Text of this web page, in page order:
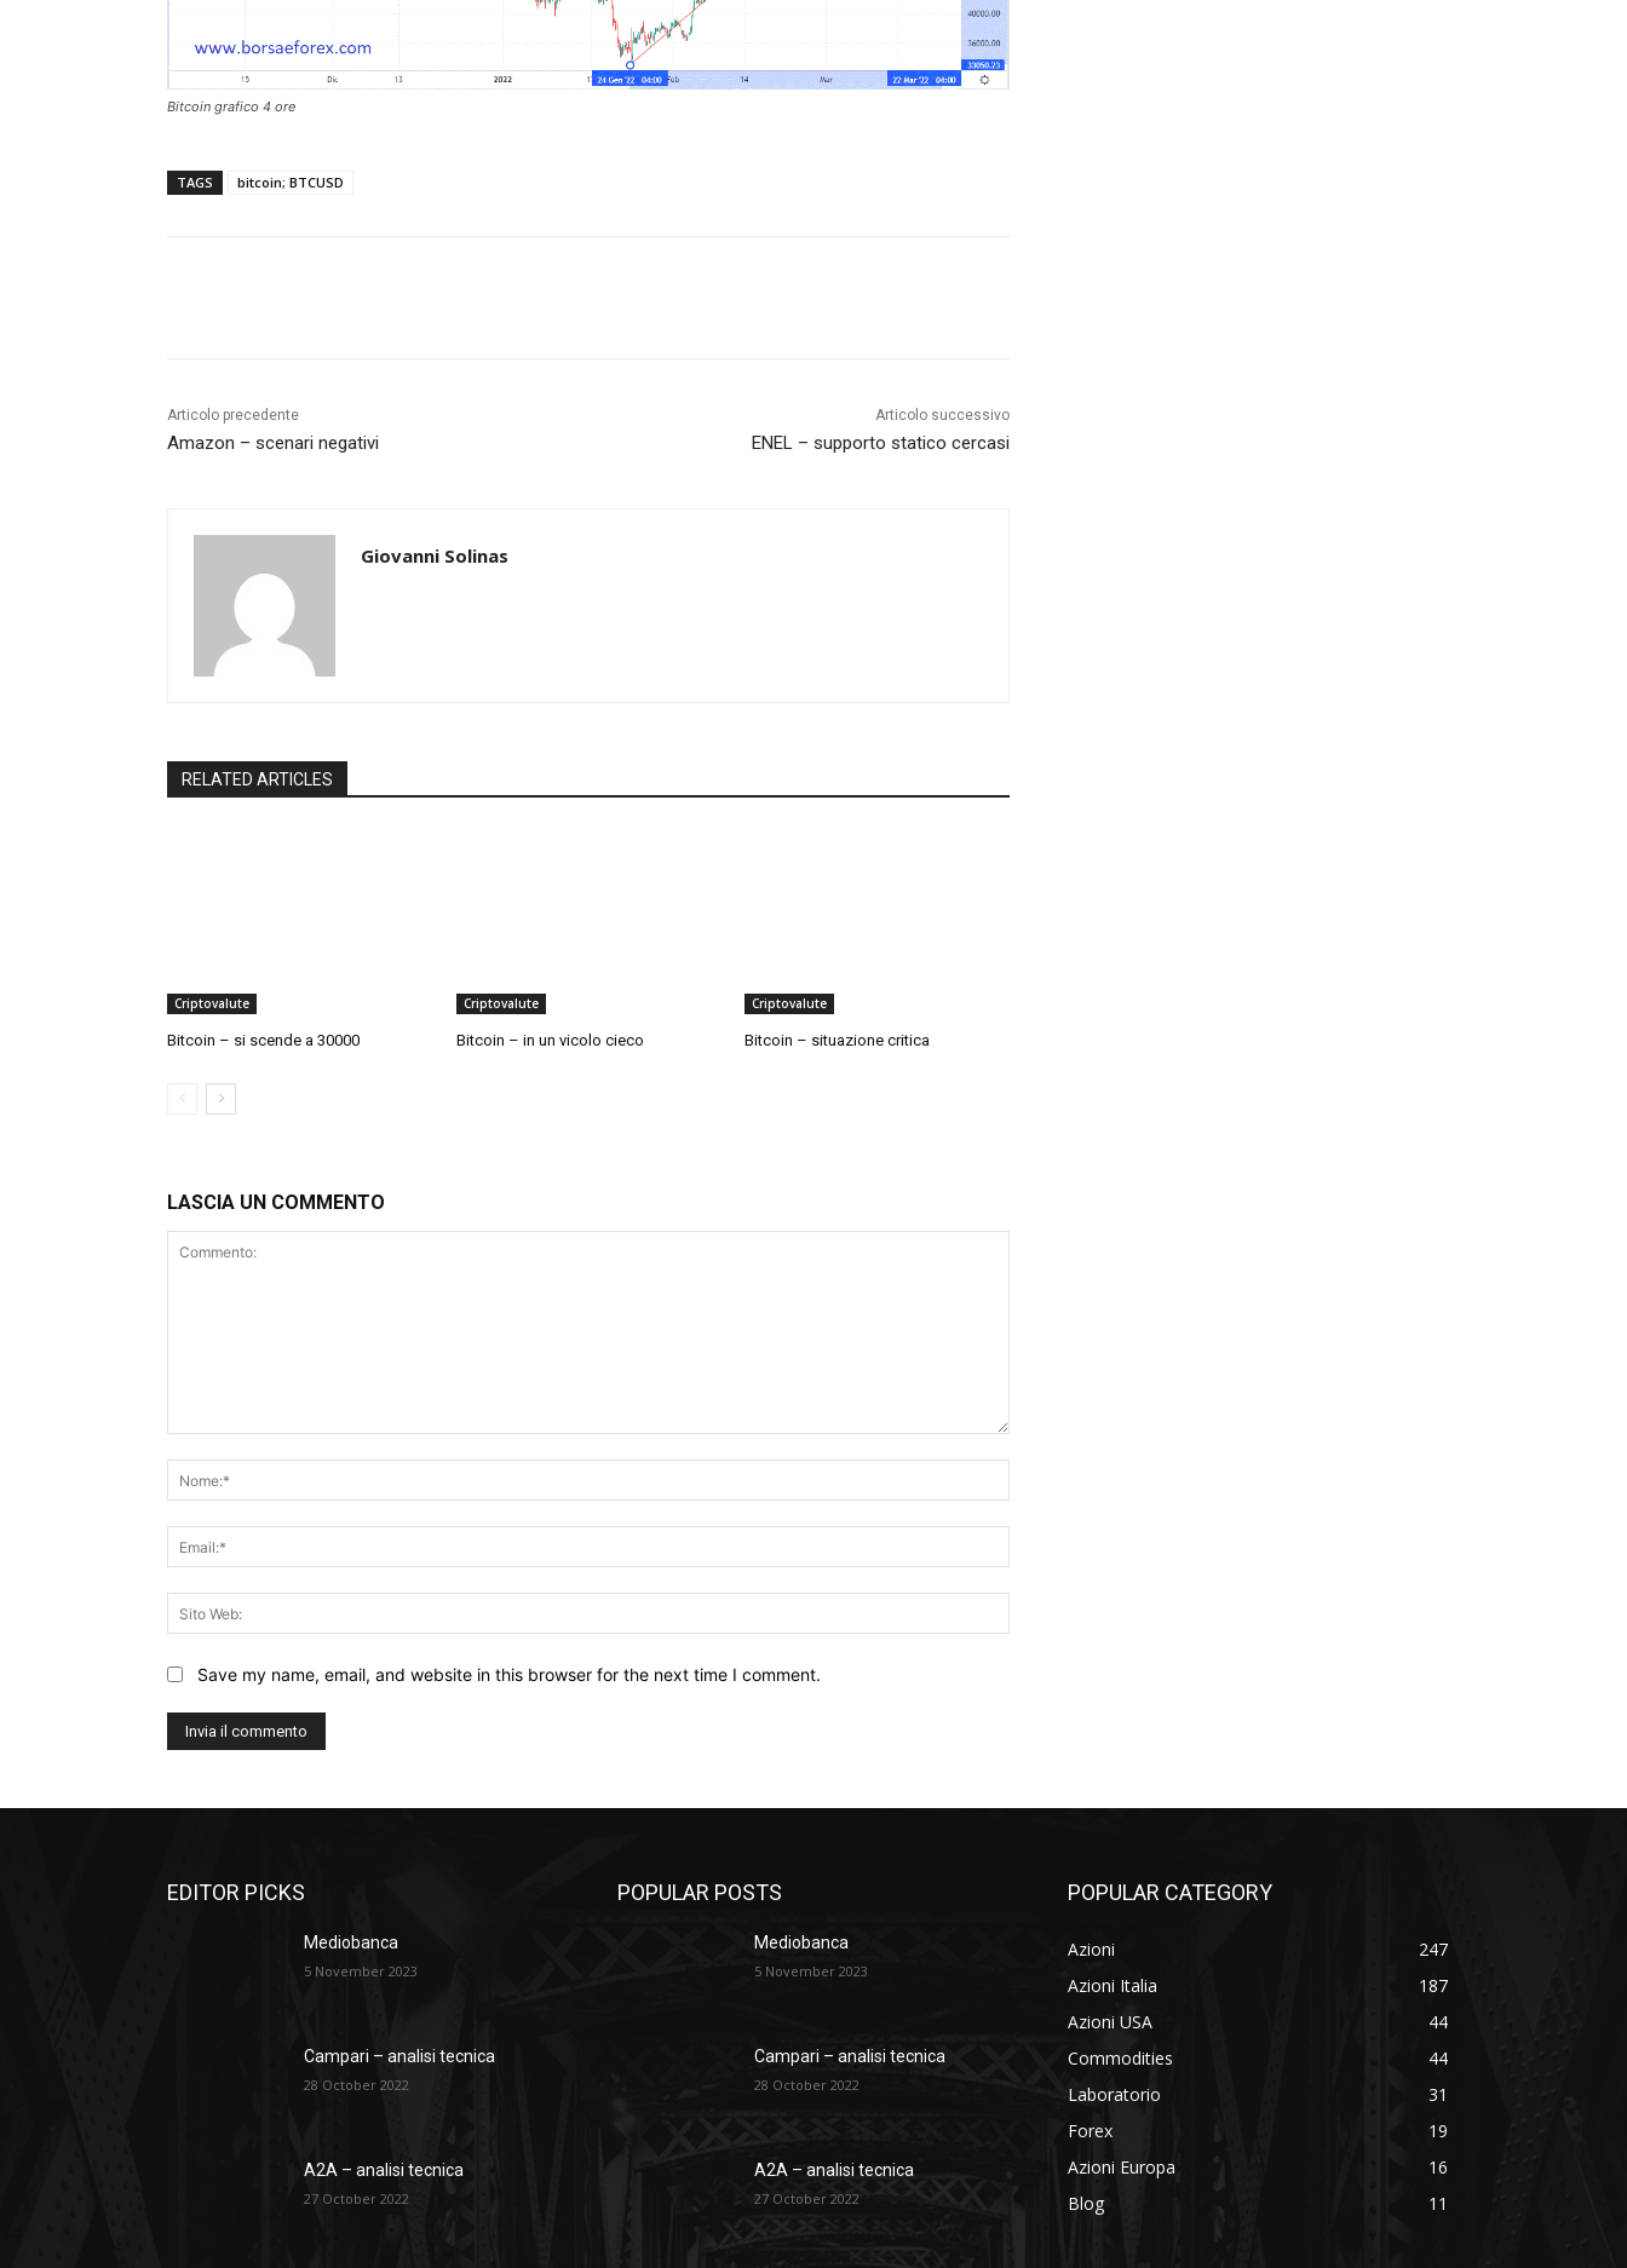
Bitcoin grafico 4 ore
TAGS bitcoin; BTCUSD
Articolo precedente
Amazon – scenari negativi
Articolo successivo
ENEL – supporto statico cercasi
Giovanni Solinas
RELATED ARTICLES
Criptovalute
Bitcoin – si scende a 30000
Criptovalute
Bitcoin – in un vicolo cieco
Criptovalute
Bitcoin – situazione critica
LASCIA UN COMMENTO
Web:
Save my name, email, and website in this browser for the next time I comment.
EDITOR PICKS
Mediobanca
5 November 2023
Campari – analisi tecnica
28 October 2022
A2A – analisi tecnica
27 October 2022
POPULAR POSTS
Mediobanca
5 November 2023
Campari – analisi tecnica
28 October 2022
A2A – analisi tecnica
27 October 2022
POPULAR CATEGORY
Azioni
247
Azioni Italia
187
Azioni USA
44
Commodities
44
Laboratorio
31
Forex
19
Azioni Europa
16
Blog
11